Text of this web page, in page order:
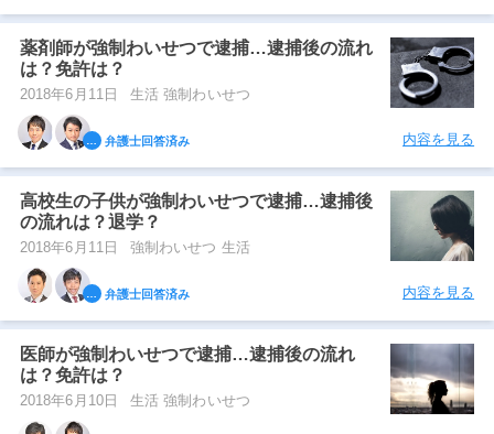
薬剤師が強制わいせつで逮捕…逮捕後の流れ
は？免許は？
2018年6月11日 生活 強制わいせつ
弁護士回答済み 内容を見る
高校生の子供が強制わいせつで逮捕…逮捕後
の流れは？退学？
2018年6月11日 強制わいせつ 生活
弁護士回答済み 内容を見る
医師が強制わいせつで逮捕…逮捕後の流れ
は？免許は？
2018年6月10日 生活 強制わいせつ